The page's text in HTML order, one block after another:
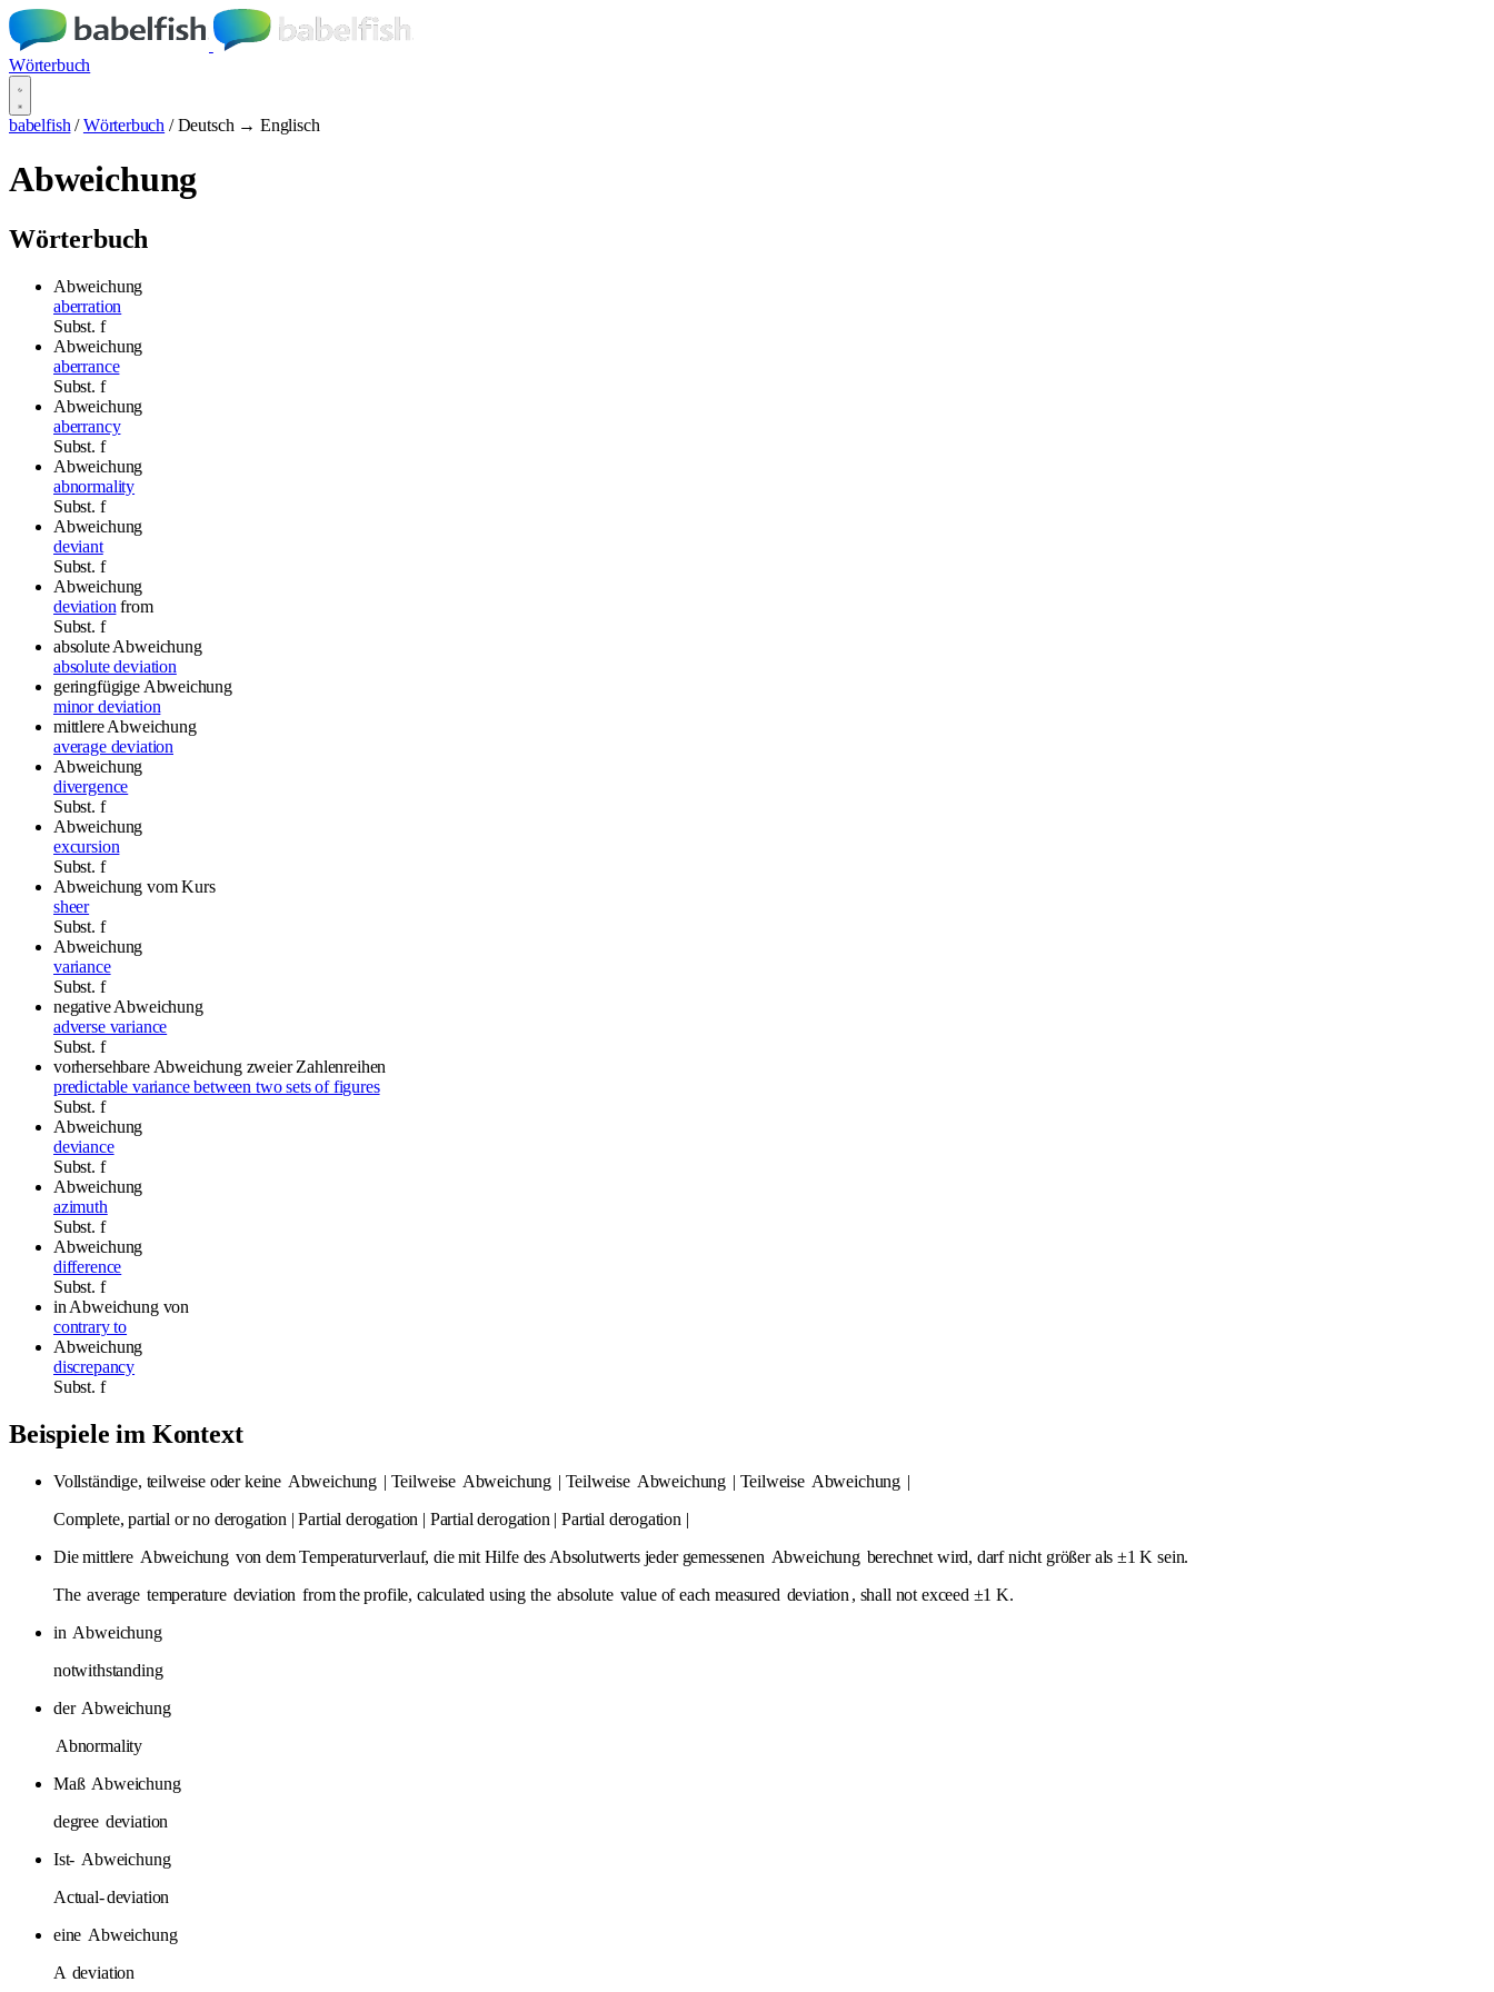
Wörterbuch
babelfish / Wörterbuch / Deutsch → Englisch
Abweichung
Wörterbuch
Abweichung
aberration
Subst. f
Abweichung
aberrance
Subst. f
Abweichung
aberrancy
Subst. f
Abweichung
abnormality
Subst. f
Abweichung
deviant
Subst. f
Abweichung
deviation from
Subst. f
absolute Abweichung
absolute deviation
geringfügige Abweichung
minor deviation
mittlere Abweichung
average deviation
Abweichung
divergence
Subst. f
Abweichung
excursion
Subst. f
Abweichung vom Kurs
sheer
Subst. f
Abweichung
variance
Subst. f
negative Abweichung
adverse variance
Subst. f
vorhersehbare Abweichung zweier Zahlenreihen
predictable variance between two sets of figures
Subst. f
Abweichung
deviance
Subst. f
Abweichung
azimuth
Subst. f
Abweichung
difference
Subst. f
in Abweichung von
contrary to
Abweichung
discrepancy
Subst. f
Beispiele im Kontext
Vollständige, teilweise oder keine Abweichung | Teilweise Abweichung | Teilweise Abweichung | Teilweise Abweichung |
Complete, partial or no derogation | Partial derogation | Partial derogation | Partial derogation |
Die mittlere Abweichung von dem Temperaturverlauf, die mit Hilfe des Absolutwerts jeder gemessenen Abweichung berechnet wird, darf nicht größer als ±1 K sein.
The average temperature deviation from the profile, calculated using the absolute value of each measured deviation , shall not exceed ±1 K.
in Abweichung
notwithstanding
der Abweichung
Abnormality
Maß Abweichung
degree deviation
Ist- Abweichung
Actual-deviation
eine Abweichung
A deviation